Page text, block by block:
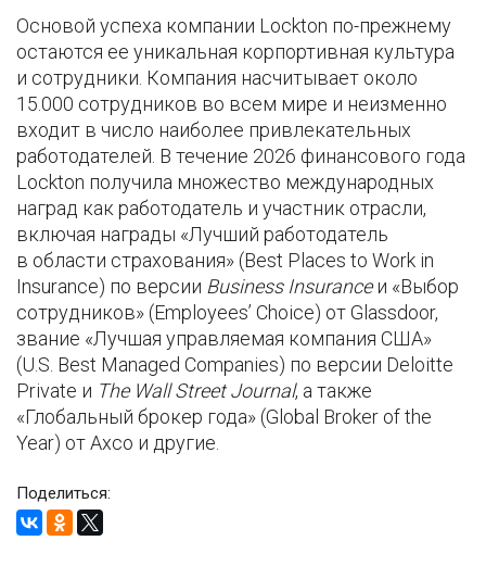
Основой успеха компании Lockton по-прежнему
остаются ее уникальная корпортивная культура
и сотрудники. Компания насчитывает около
15.000 сотрудников во всем мире и неизменно
входит в число наиболее привлекательных
работодателей. В течение 2026 финансового года
Lockton получила множество международных
наград как работодатель и участник отрасли,
включая награды «Лучший работодатель
в области страхования» (Best Places to Work in
Insurance) по версии Business Insuranceи «Выбор
сотрудников» (Employees’ Choice) от Glassdoor,
звание «Лучшая управляемая компания США»
(U.S. Best Managed Companies) по версии Deloitte
Private и The Wall Street Journal, а также
«Глобальный брокер года» (Global Broker of the
Year) от Axco и другие.
Поделиться: